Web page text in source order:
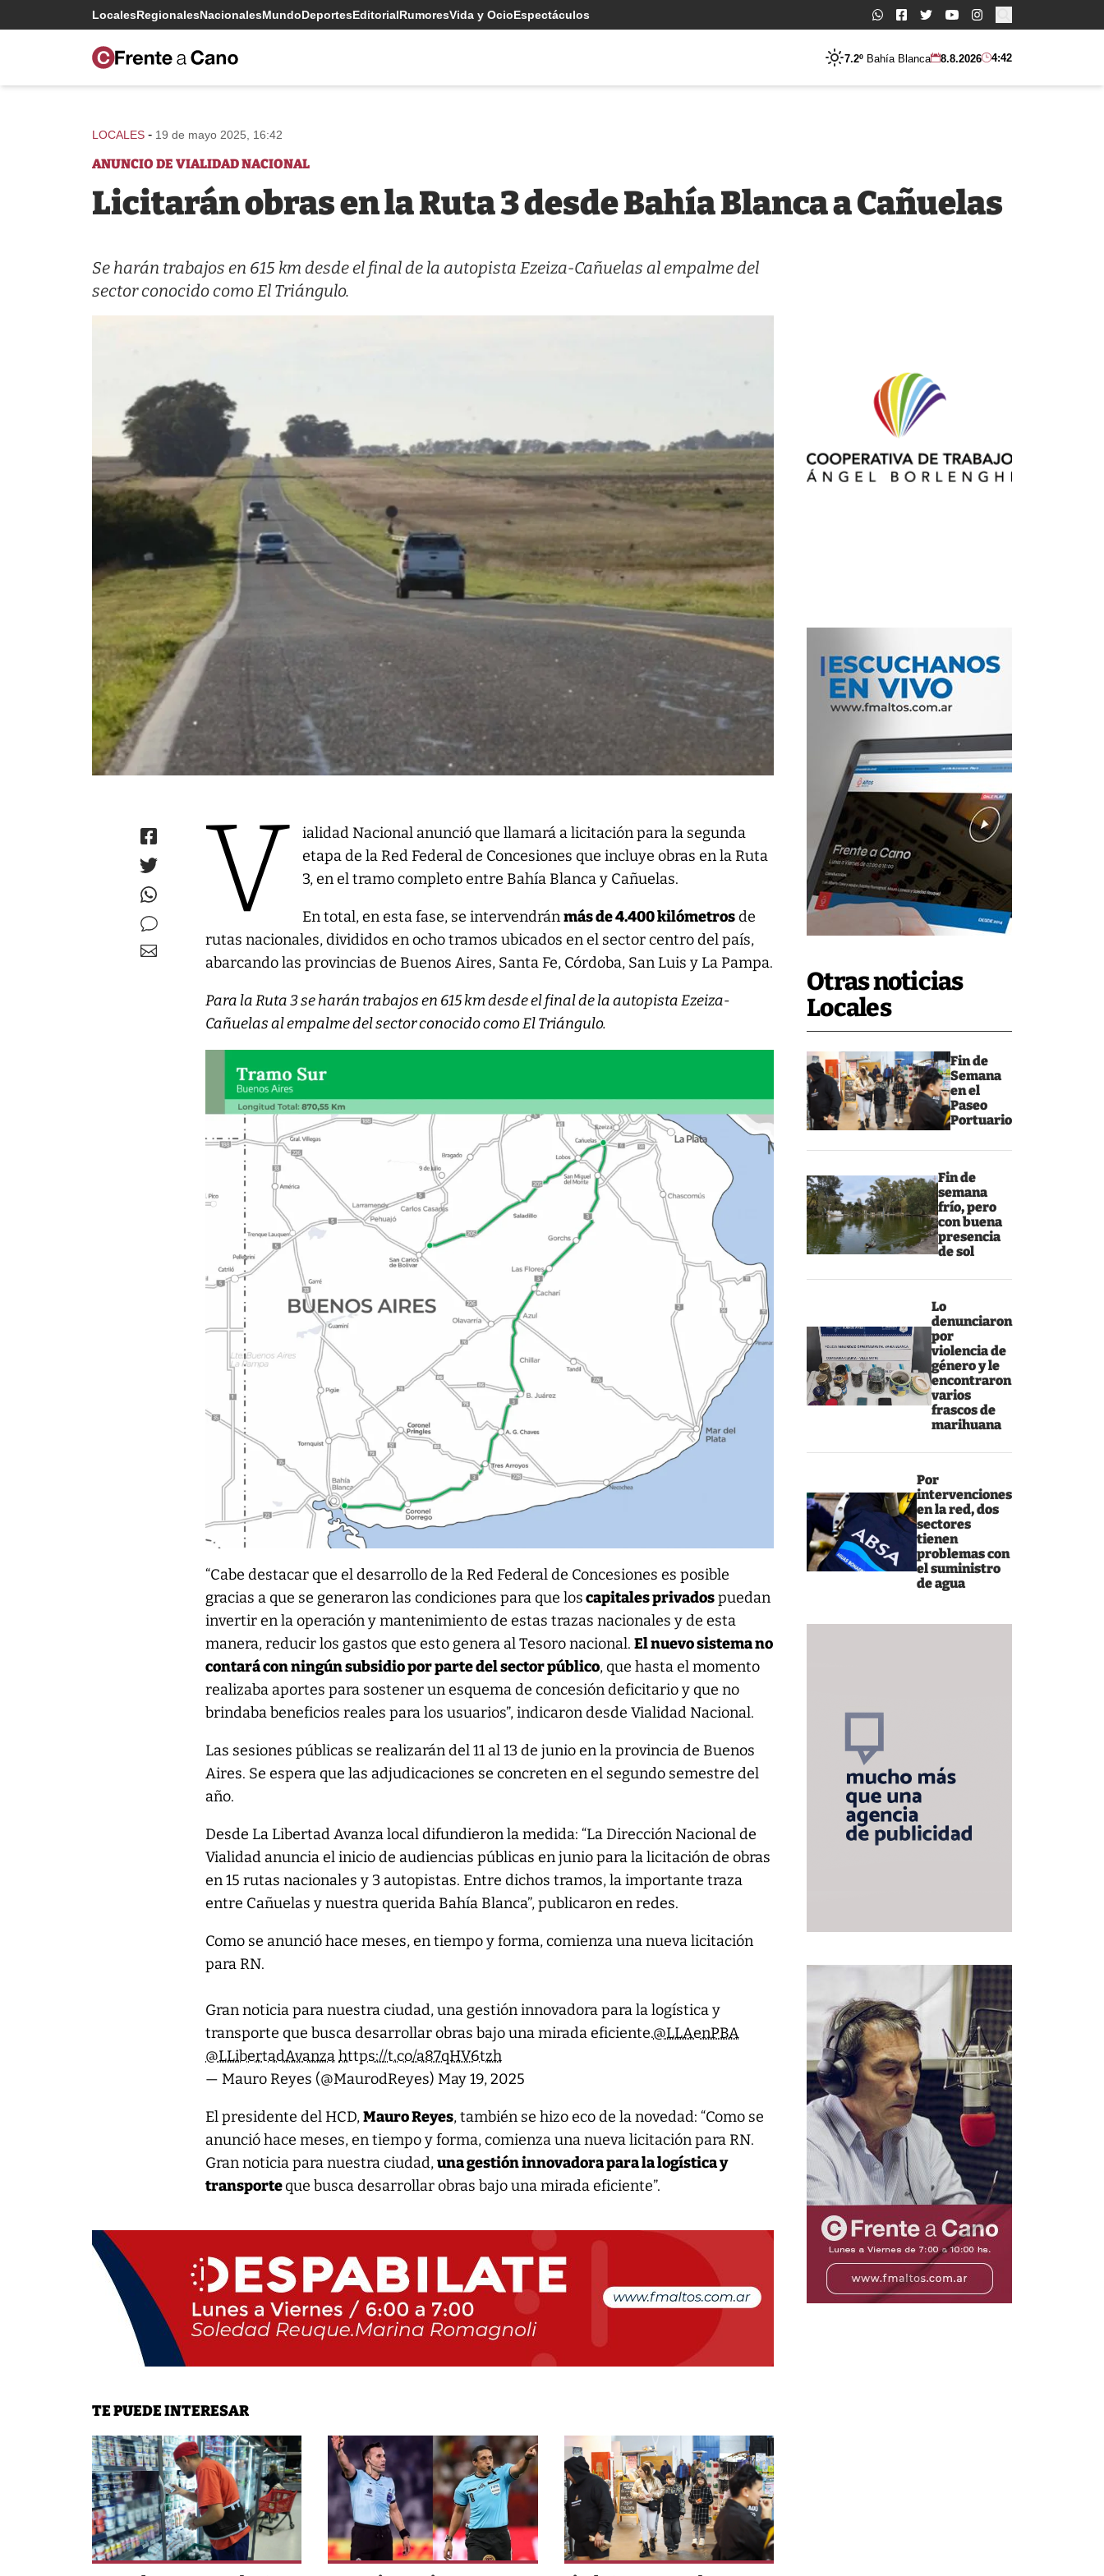
LocalesRegionalesNacionalesMundoDeportesEditorialRumoresVida y OcioEspectáculos Buscar:
7.2º Bahía Blanca 8.8.2026 4:42
Otras noticias
Locales
Fin de
Semana
en el
Paseo
Portuario
Fin de
semana
frío, pero
con buena
presencia
de sol
Lo
denunciaron
por
violencia de
género y le
encontraron
varios
frascos de
marihuana
Por
intervenciones
en la red, dos
sectores
tienen
problemas con
el suministro
de agua
LOCALES - 19 de mayo 2025, 16:42
ANUNCIO DE VIALIDAD NACIONAL
Licitarán obras en la Ruta 3 desde Bahía Blanca a Cañuelas
Se harán trabajos en 615 km desde el final de la autopista Ezeiza-Cañuelas al empalme del
sector conocido como El Triángulo.
V
ialidad Nacional anunció que llamará a licitación para la segunda
etapa de la Red Federal de Concesiones que incluye obras en la Ruta
3, en el tramo completo entre Bahía Blanca y Cañuelas.
En total, en esta fase, se intervendránmás de 4.400 kilómetrosde
rutas nacionales, divididos en ocho tramos ubicados en el sector centro del país,
abarcando las provincias de Buenos Aires, Santa Fe, Córdoba, San Luis y La Pampa.
Para la Ruta 3 se harán trabajos en 615 km desde el final de la autopista Ezeiza-
Cañuelas al empalme del sector conocido como El Triángulo.
“Cabe destacar que el desarrollo de la Red Federal de Concesiones es posible
gracias a que se generaron las condiciones para que loscapitales privadospuedan
invertir en la operación y mantenimiento de estas trazas nacionales y de esta
manera, reducir los gastos que esto genera al Tesoro nacional.El nuevo sistema no
contará con ningún subsidio por parte del sector público, que hasta el momento
realizaba aportes para sostener un esquema de concesión deficitario y que no
brindaba beneficios reales para los usuarios”, indicaron desde Vialidad Nacional.
Las sesiones públicas se realizarán del 11 al 13 de junio en la provincia de Buenos
Aires. Se espera que las adjudicaciones se concreten en el segundo semestre del
año.
Desde La Libertad Avanza local difundieron la medida: “La Dirección Nacional de
Vialidad anuncia el inicio de audiencias públicas en junio para la licitación de obras
en 15 rutas nacionales y 3 autopistas. Entre dichos tramos, la importante traza
entre Cañuelas y nuestra querida Bahía Blanca”, publicaron en redes.
Como se anunció hace meses, en tiempo y forma, comienza una nueva licitación
para RN.
Gran noticia para nuestra ciudad, una gestión innovadora para la logística y
transporte que busca desarrollar obras bajo una mirada eficiente.@LLAenPBA
@LLibertadAvanzahttps://t.co/a87qHV6tzh
— Mauro Reyes (@MaurodReyes)May 19, 2025
El presidente del HCD,Mauro Reyes, también se hizo eco de la novedad: “Como se
anunció hace meses, en tiempo y forma, comienza una nueva licitación para RN.
Gran noticia para nuestra ciudad,una gestión innovadora para la logística y
transporteque busca desarrollar obras bajo una mirada eficiente”.
TE PUEDE INTERESAR